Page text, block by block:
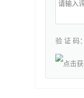
验 证 码：